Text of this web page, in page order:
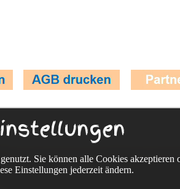
Eckenerweg 20, 72336 Balingen,
Sie können alle Cookies akzeptieren
Einstellungen jederzeit ändern.